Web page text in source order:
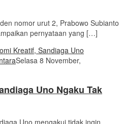
nomor urut 2, Prabowo Subianto
pernyataan yang […]
Selasa 8 November,
Uno Ngaku Tak
Uno mengakui tidak ingin